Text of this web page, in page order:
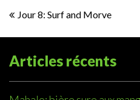
Navigation
de
l’article
Jour 8: Surf and Morve
Articles récents